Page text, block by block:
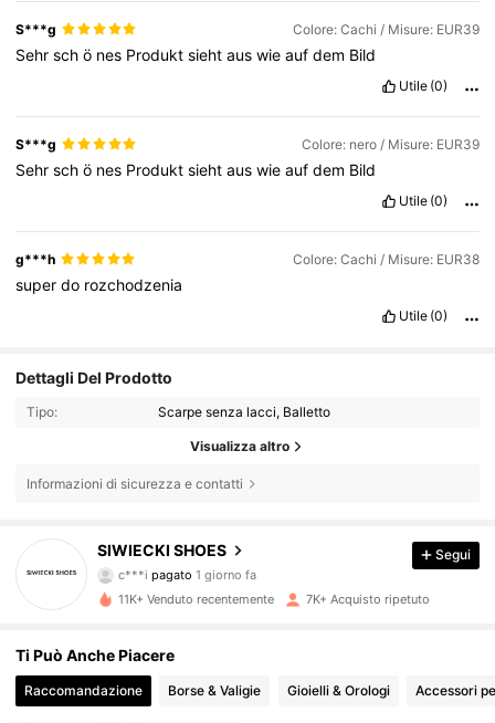
S***g Colore: Cachi / Misure: EUR39
Sehrschö nes Produktsiehtauswieaufdem Bild
Utile (0)
S***g Colore: nero / Misure: EUR39
Sehrschö nes Produktsiehtauswieaufdem Bild
Utile (0)
g***h Colore: Cachi / Misure: EUR38
superdo rozchodzenia
Utile (0)
Dettagli Del Prodotto
Tipo: Scarpe senza lacci, Balletto
Visualizza altro
Informazioni di sicurezza e contatti
SIWIECKI SHOES
4.87
4.4K Follower
F***6segue2 ore fa
4.87
Segui
11K+ Venduto recentemente 7K+ Acquisto ripetuto
Ti Può Anche Piacere
Raccomandazione Borse & Valigie Gioielli & Orologi Accessori